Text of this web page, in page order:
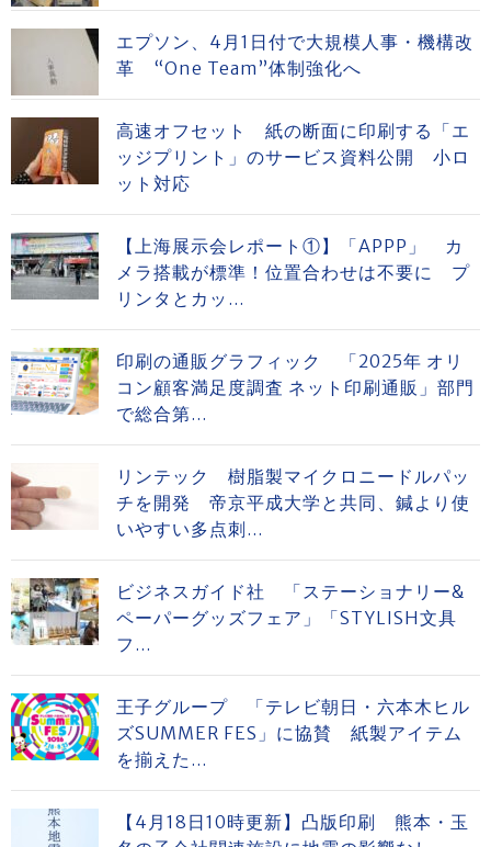
エプソン、4月1日付で大規模人事・機構改
革 “One Team”体制強化へ
高速オフセット 紙の断面に印刷する「エ
ッジプリント」のサービス資料公開 小ロ
ット対応
【上海展示会レポート①】「APPP」 カ
メラ搭載が標準！位置合わせは不要に プ
リンタとカッ...
印刷の通販グラフィック 「2025年 オリ
コン顧客満足度調査 ネット印刷通販」部門
で総合第...
リンテック 樹脂製マイクロニードルパッ
チを開発 帝京平成大学と共同、鍼より使
いやすい多点刺...
ビジネスガイド社 「ステーショナリー&
ペーパーグッズフェア」「STYLISH文具
フ...
王子グループ 「テレビ朝日・六本木ヒル
ズSUMMER FES」に協賛 紙製アイテム
を揃えた...
【4月18日10時更新】凸版印刷 熊本・玉